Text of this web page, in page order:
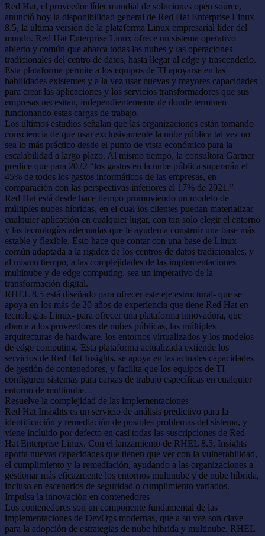
Red Hat, el proveedor líder mundial de soluciones open source,
anunció hoy la disponibilidad general de Red Hat Enterprise Linux
8.5, la última versión de la plataforma Linux empresarial líder del
mundo. Red Hat Enterprise Linux ofrece un sistema operativo
abierto y común que abarca todas las nubes y las operaciones
tradicionales del centro de datos, hasta llegar al edge y trascenderlo.
Esta plataforma permite a los equipos de TI apoyarse en las
habilidades existentes y a la vez usar nuevas y mayores capacidades
para crear las aplicaciones y los servicios transformadores que sus
empresas necesitan, independientemente de donde terminen
funcionando estas cargas de trabajo.
Los últimos estudios señalan que las organizaciones están tomando
consciencia de que usar exclusivamente la nube pública tal vez no
sea lo más práctico desde el punto de vista económico para la
escalabilidad a largo plazo. Al mismo tiempo, la consultora Gartner
predice que para 2022 “los gastos en la nube pública superarán el
45% de todos los gastos informáticos de las empresas, en
comparación con las perspectivas inferiores al 17% de 2021.”
Red Hat está desde hace tiempo promoviendo un modelo de
múltiples nubes híbridas, en el cual los clientes puedan materializar
cualquier aplicación en cualquier lugar, con tan solo elegir el entorno
y las tecnologías adecuadas que le ayuden a construir una base más
estable y flexible. Esto hace que contar con una base de Linux
común adaptada a la rigidez de los centros de datos tradicionales, y
al mismo tiempo, a las complejidades de las implementaciones
multinube y de edge computing, sea un imperativo de la
transformación digital.
RHEL 8.5 está diseñado para ofrecer este eje estructural- que se
apoya en los más de 20 años de experiencia que tiene Red Hat en
tecnologías Linux- para ofrecer una plataforma innovadora, que
abarca a los proveedores de nubes públicas, las múltiples
arquitecturas de hardware, los entornos virtualizados y los modelos
de edge computing. Esta plataforma actualizada extiende los
servicios de Red Hat Insights, se apoya en las actuales capacidades
de gestión de contenedores, y facilita que los equipos de TI
configuren sistemas para cargas de trabajo específicas en cualquier
entorno de multinube.
Resuelve la complejidad de las implementaciones
Red Hat Insights es un servicio de análisis predictivo para la
identificación y remediación de posibles problemas del sistema, y
viene incluido por defecto en casi todas las suscripciones de Red
Hat Enterprise Linux. Con el lanzamiento de RHEL 8.5, Insights
aporta nuevas capacidades que tienen que ver con la vulnerabilidad,
el cumplimiento y la remediación, ayudando a las organizaciones a
gestionar más eficazmente los entornos multinube y de nube híbrida,
incluso en escenarios de seguridad o cumplimiento variados.
Impulsa la innovación en contenedores
Los contenedores son un componente fundamental de las
implementaciones de DevOps modernas, que a su vez son clave
para la adopción de estrategias de nube híbrida y multinube. RHEL